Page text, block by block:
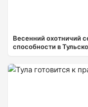
Весенний охотничий
способности в